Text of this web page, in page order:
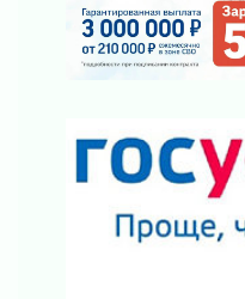
В Ивангороде
воробушка»
02 августа 2026
Лето катится с горки
01 августа 2026
В Ленобласти
летию Билибина